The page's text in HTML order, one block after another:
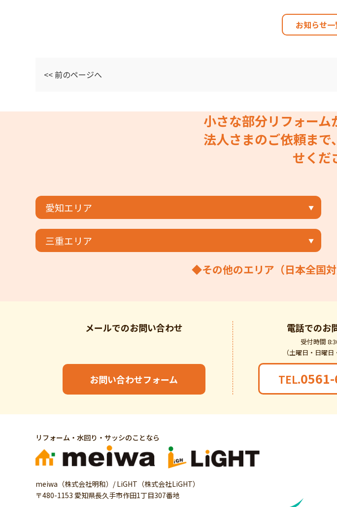
お知らせ
<< 前のページへ
小さな部分リフォーム
法人さまのご依頼ま
せくだ
愛知エリア
三重エリア
◆その他のエリア（日本全国
メールでのお問い合わせ
お問い合わせフォーム
電話でのお
受付時間
（土曜日・日曜日
TEL.
リフォーム・水回り・サッシのことなら
meiwa（株式会社明和）/ LiGHT（株式会社LiGHT）
〒480-1153 愛知県長久手市作田1丁目307番地